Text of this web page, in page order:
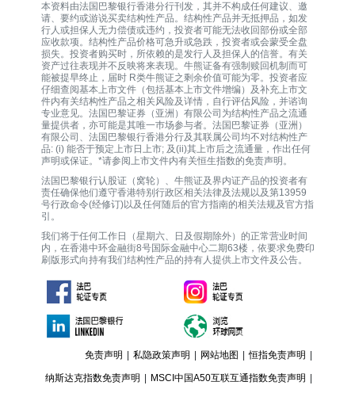
本资料由法国巴黎银行香港分行刊发，其并不构成任何建议、邀
请、要约或游说买卖结构性产品。结构性产品并无抵押品，如发
行人或担保人无力偿债或违约，投资者可能无法收回部份或全部
应收款项。结构性产品价格可急升或急跌，投资者或会蒙受全盘
损失。投资者购买时，所依赖的是发行人及担保人的信誉。有关
资产过往表现并不反映将来表现。牛熊证备有强制赎回机制而可
能被提早终止，届时 R类牛熊证之剩余价值可能为零。投资者应
仔细查阅基本上市文件（包括基本上市文件增编）及补充上市文
件内有关结构性产品之相关风险及详情，自行评估风险，并谘询
专业意见。法国巴黎证券（亚洲）有限公司为结构性产品之流通
量提供者，亦可能是其唯一巿场参与者。法国巴黎证券（亚洲）
有限公司、法国巴黎银行香港分行及其联属公司均不对结构性产
品: (i) 能否于预定上市日上市; 及(ii)其上市后之流通量，作出任何
声明或保证。*请参阅上市文件内有关恒生指数的免责声明。
法国巴黎银行认股证（窝轮）、牛熊证及界内证产品的投资者有
责任确保他们遵守香港特别行政区相关法律及法规以及第13959
号行政命令(经修订)以及任何随后的官方指南的相关法规及官方指
引。
我们将于任何工作日（星期六、日及假期除外）的正常营业时间
内，在香港中环金融街8号国际金融中心二期63楼，依要求免费印
刷版形式向持有我们结构性产品的持有人提供上市文件及公告。
免责声明 私隐政策声明 网站地图 恒指免责声明
纳斯达克指数免责声明 MSCI中国A50互联互通指数免责声明